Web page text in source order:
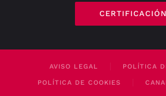
CERTIFICACIÓN
AVISO LEGAL POLÍTICA
POLÍTICA DE COOKIES